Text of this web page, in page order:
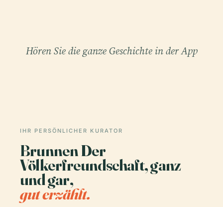
Hören Sie die ganze Geschichte in der App
IHR PERSÖNLICHER KURATOR
Brunnen Der
Völkerfreundschaft, ganz
und gar,
gut erzählt.